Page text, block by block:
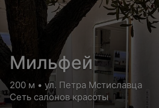
Мильфей
200 м • ул. Петра Мстиславца
Сеть салонов красоты